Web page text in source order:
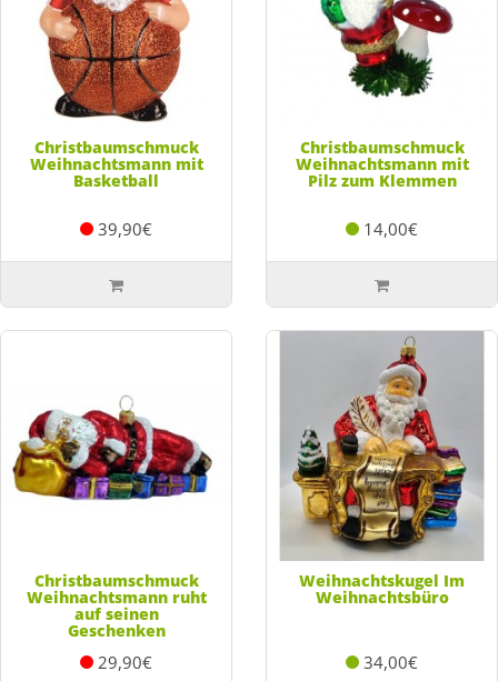
Christbaumschmuck
Weihnachtsmann mit
Basketball
39,90€
Christbaumschmuck
Weihnachtsmann mit
Pilz zum Klemmen
14,00€
Christbaumschmuck
Weihnachtsmann ruht
auf seinen
Geschenken
29,90€
Weihnachtskugel Im
Weihnachtsbüro
34,00€